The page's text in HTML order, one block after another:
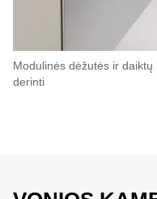
Modulinės dėžutės ir
derinti